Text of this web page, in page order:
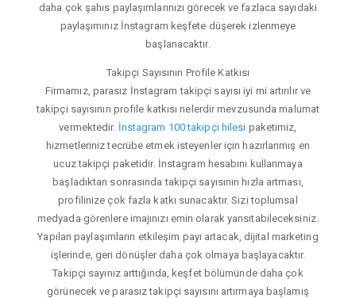
daha çok şahıs paylaşımlarınızı görecek ve fazlaca sayıdaki
paylaşımınız İnstagram keşfete düşerek izlenmeye
başlanacaktır.
Takipçi Sayısının Profile Katkısı
Firmamız, parasız İnstagram takipçi sayısı iyi mi artırılır ve
takipçi sayısının profile katkısı nelerdir mevzusunda malumat
vermektedir. İnstagram 100 takipçi hilesi paketimiz,
hizmetleriniz tecrübe etmek isteyenler için hazırlanmış en
ucuz takipçi paketidir. İnstagram hesabını kullanmaya
başladıktan sonrasında takipçi sayısının hızla artması,
profilinize çok fazla katkı sunacaktır. Sizi toplumsal
medyada görenlere imajınızı emin olarak yansıtabileceksiniz.
Yapılan paylaşımların etkileşim payı artacak, dijital marketing
işlerinde, geri dönüşler daha çok olmaya başlayacaktır.
Takipçi sayınız arttığında, keşfet bölümünde daha çok
görünecek ve parasız takipçi sayısını artırmaya başlamış